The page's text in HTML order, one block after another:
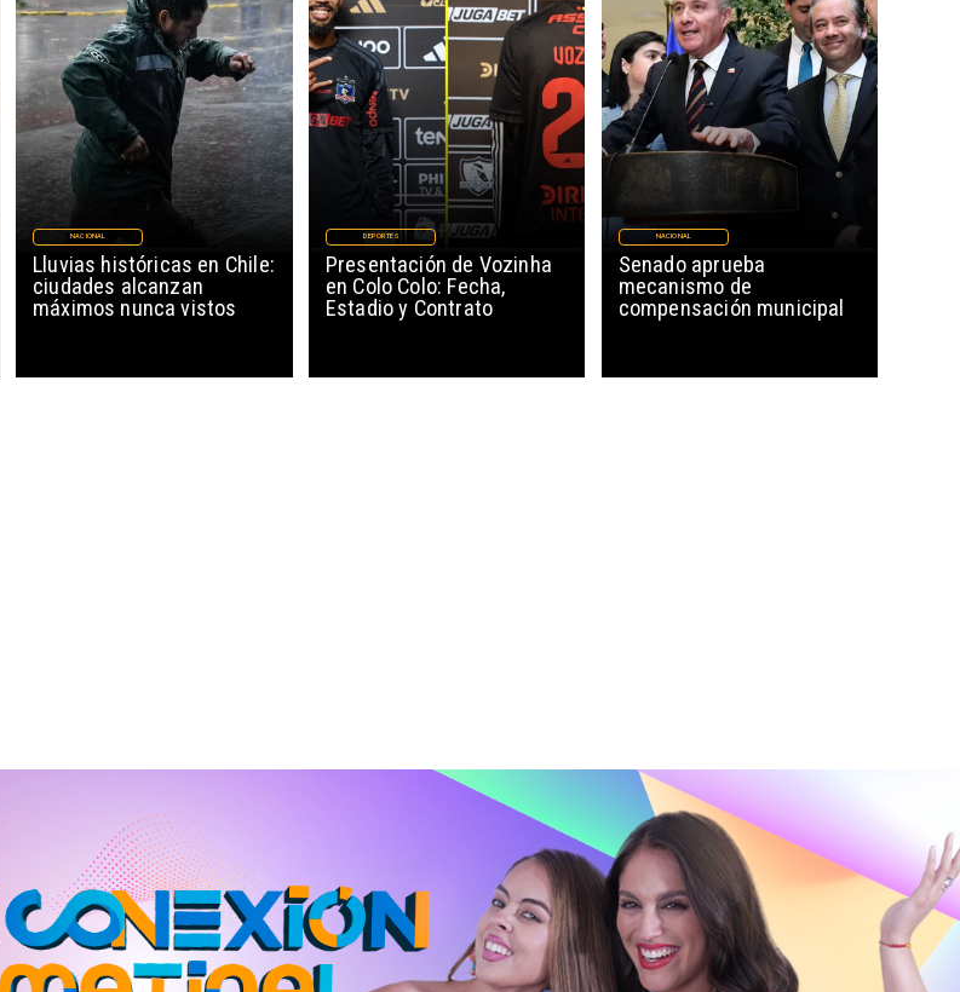
Lluvias históricas en Chile:
ciudades alcanzan
máximos nunca vistos
NACIONAL
Presentación de Vozinha
en Colo Colo: Fecha,
Estadio y Contrato
DEPORTES
Senado aprueba
mecanismo de
compensación municipal
NACIONAL